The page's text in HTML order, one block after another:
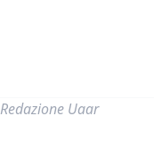
Redazione Uaar